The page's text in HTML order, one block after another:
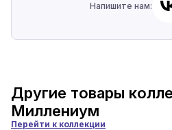
Напишите нам:
Другие товары
Миллениум
Перейти к коллекции